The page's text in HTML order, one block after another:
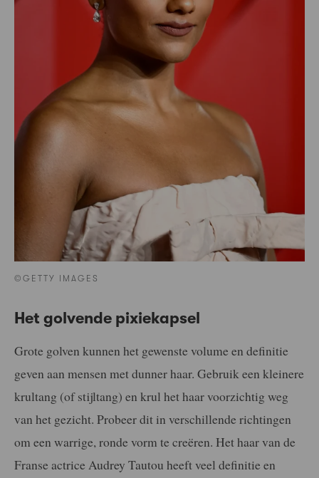
©GETTY IMAGES
Het golvende pixiekapsel
Grote golven kunnen het gewenste volume en definitie
geven aan mensen met dunner haar. Gebruik een kleinere
krultang (of stijltang) en krul het haar voorzichtig weg
van het gezicht. Probeer dit in verschillende richtingen
om een warrige, ronde vorm te creëren. Het haar van de
Franse actrice Audrey Tautou heeft veel definitie en